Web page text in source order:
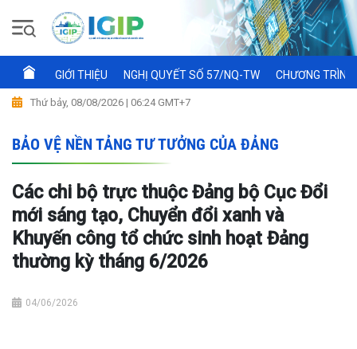
GIỚI THIỆU NGHỊ QUYẾT SỐ 57/NQ-TW CHƯƠNG
Thứ bảy, 08/08/2026 | 06:24 GMT+7
BẢO VỆ NỀN TẢNG TƯ TƯỞNG CỦA ĐẢNG
Các chi bộ trực thuộc Đảng bộ Cục Đổi
mới sáng tạo, Chuyển đổi xanh và
Khuyến công tổ chức sinh hoạt Đảng
thường kỳ tháng 6/2026
04/06/2026